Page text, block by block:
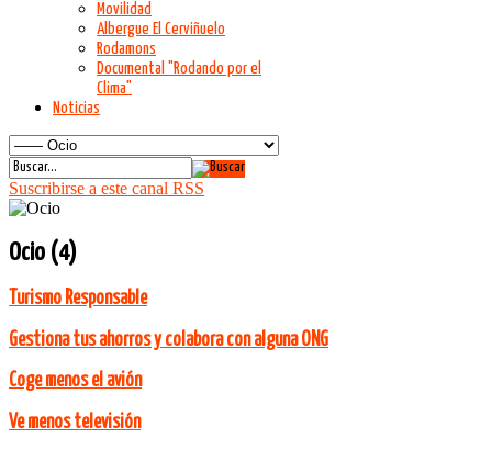
Movilidad
Albergue El Cerviñuelo
Rodamons
Documental "Rodando por el
Clima"
Noticias
Suscribirse a este canal RSS
Ocio (4)
Turismo Responsable
Gestiona tus ahorros y colabora con alguna ONG
Coge menos el avión
Ve menos televisión